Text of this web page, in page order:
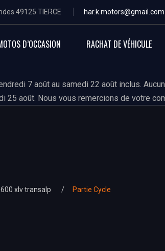
49125 TIERCE har.k.motors@gmail.com
D’OCCASION RACHAT DE VÉHICULE
7 août au samedi 22 août inclus.
25 août. Nous vous remercions de votre
600 xlv transalp Partie Cycle